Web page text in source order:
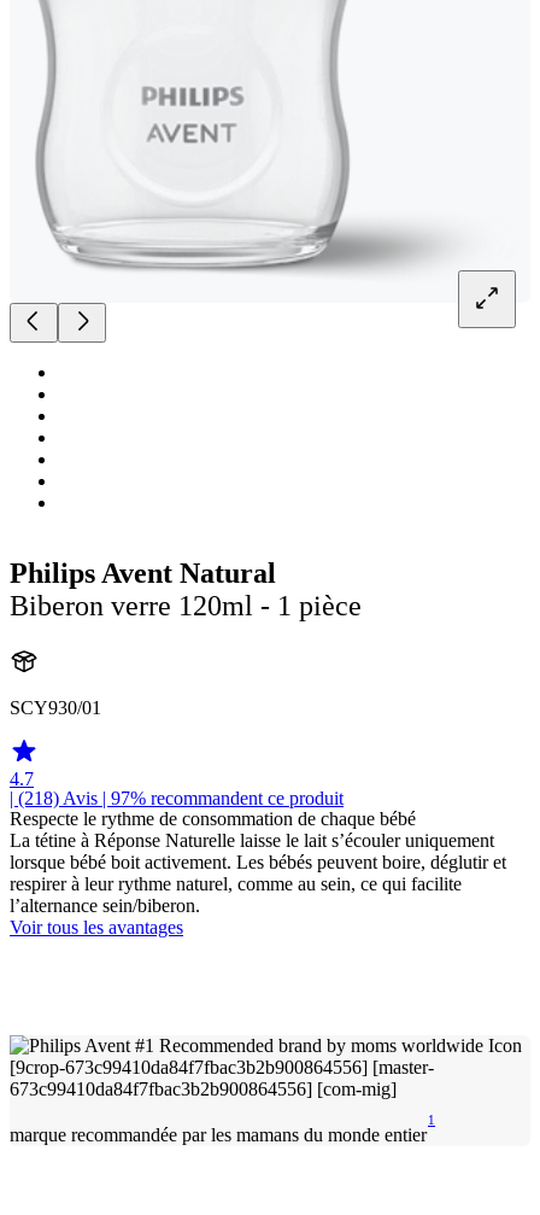
Philips Avent Natural
Biberon verre 120ml - 1 pièce
SCY930/01
4.7
| (218) Avis | 97% recommandent ce produit
Respecte le rythme de consommation de chaque bébé
La tétine à Réponse Naturelle laisse le lait s’écouler uniquement
lorsque bébé boit activement. Les bébés peuvent boire, déglutir et
respirer à leur rythme naturel, comme au sein, ce qui facilite
l’alternance sein/biberon.
Voir tous les avantages
marque recommandée par les mamans du monde entier
1